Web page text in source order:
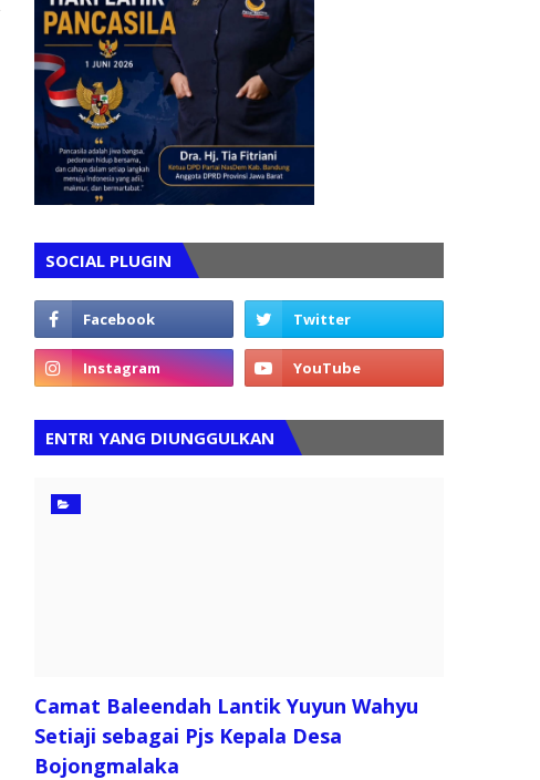
SOCIAL PLUGIN
ENTRI YANG DIUNGGULKAN
Camat Baleendah Lantik Yuyun Wahyu
Setiaji sebagai Pjs Kepala Desa
Bojongmalaka